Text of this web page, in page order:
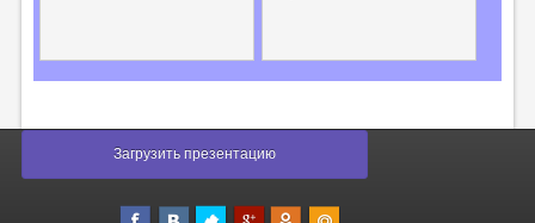
Загрузить презентацию